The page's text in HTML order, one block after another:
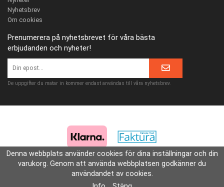
Nyhetsbrev
Om cookies
Prenumerera på nyhetsbrevet för våra bästa
erbjudanden och nyheter!
De uppgifter du matar in kommer endast användas till våra nyhetsbrev.
Denna webbplats använder cookies för dina inställningar och din
varukorg. Genom att använda webbplatsen godkänner du
användandet av cookies.